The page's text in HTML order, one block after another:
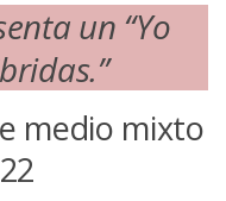
un “Yo
medio mixto